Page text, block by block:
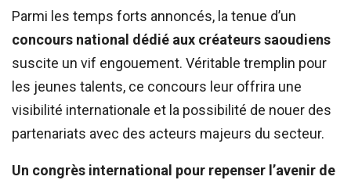
Parmi les temps forts annoncés, la tenue d’un
concours national dédié aux créateurs saoudiens
suscite un vif engouement. Véritable tremplin pour
les jeunes talents, ce concours leur offrira une
visibilité internationale et la possibilité de nouer des
partenariats avec des acteurs majeurs du secteur.
Un congrès international pour repenser l’avenir de